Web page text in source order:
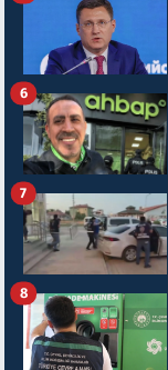
6
7
8